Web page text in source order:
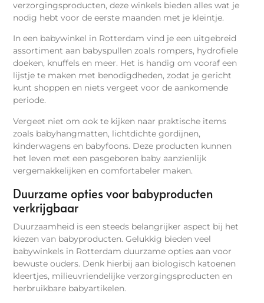
verzorgingsproducten, deze winkels bieden alles wat je
nodig hebt voor de eerste maanden met je kleintje.
In een babywinkel in Rotterdam vind je een uitgebreid
assortiment aan babyspullen zoals rompers, hydrofiele
doeken, knuffels en meer. Het is handig om vooraf een
lijstje te maken met benodigdheden, zodat je gericht
kunt shoppen en niets vergeet voor de aankomende
periode.
Vergeet niet om ook te kijken naar praktische items
zoals babyhangmatten, lichtdichte gordijnen,
kinderwagens en babyfoons. Deze producten kunnen
het leven met een pasgeboren baby aanzienlijk
vergemakkelijken en comfortabeler maken.
Duurzame opties voor babyproducten
verkrijgbaar
Duurzaamheid is een steeds belangrijker aspect bij het
kiezen van babyproducten. Gelukkig bieden veel
babywinkels in Rotterdam duurzame opties aan voor
bewuste ouders. Denk hierbij aan biologisch katoenen
kleertjes, milieuvriendelijke verzorgingsproducten en
herbruikbare babyartikelen.